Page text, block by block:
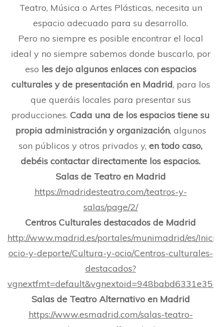
Teatro, Música o Artes Plásticas, necesita un
espacio adecuado para su desarrollo.
Pero no siempre es posible encontrar el local
ideal y no siempre sabemos donde buscarlo, por
eso les dejo algunos enlaces con espacios
culturales y de presentación en Madrid, para los
que queráis locales para presentar sus
producciones. Cada una de los espacios tiene su
propia administración y organización, algunos
son públicos y otros privados y, en todo caso,
debéis contactar directamente los espacios.
Salas de Teatro en Madrid
https://madridesteatro.com/teatros-y-
salas/page/2/
Centros Culturales destacados de Madrid
http://www.madrid.es/portales/munimadrid/es/
ocio-y-deporte/Cultura-y-ocio/Centros-culturales-
destacados?
Salas de Teatro Alternativo en Madrid
https://www.esmadrid.com/salas-teatro-